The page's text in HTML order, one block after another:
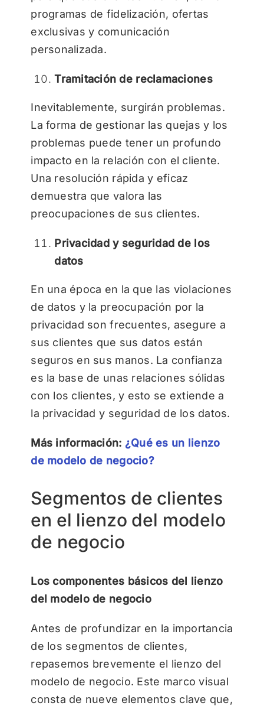
programas de fidelización, ofertas
exclusivas y comunicación
personalizada.
Tramitación de reclamaciones
Inevitablemente, surgirán problemas.
La forma de gestionar las quejas y los
problemas puede tener un profundo
impacto en la relación con el cliente.
Una resolución rápida y eficaz
demuestra que valora las
preocupaciones de sus clientes.
Privacidad y seguridad de los
datos
En una época en la que las violaciones
de datos y la preocupación por la
privacidad son frecuentes, asegure a
sus clientes que sus datos están
seguros en sus manos. La confianza
es la base de unas relaciones sólidas
con los clientes, y esto se extiende a
la privacidad y seguridad de los datos.
Más información: ¿Qué es un lienzo
de modelo de negocio?
Segmentos de clientes
en el lienzo del modelo
de negocio
Los componentes básicos del lienzo
del modelo de negocio
Antes de profundizar en la importancia
de los segmentos de clientes,
repasemos brevemente el lienzo del
modelo de negocio. Este marco visual
consta de nueve elementos clave que,